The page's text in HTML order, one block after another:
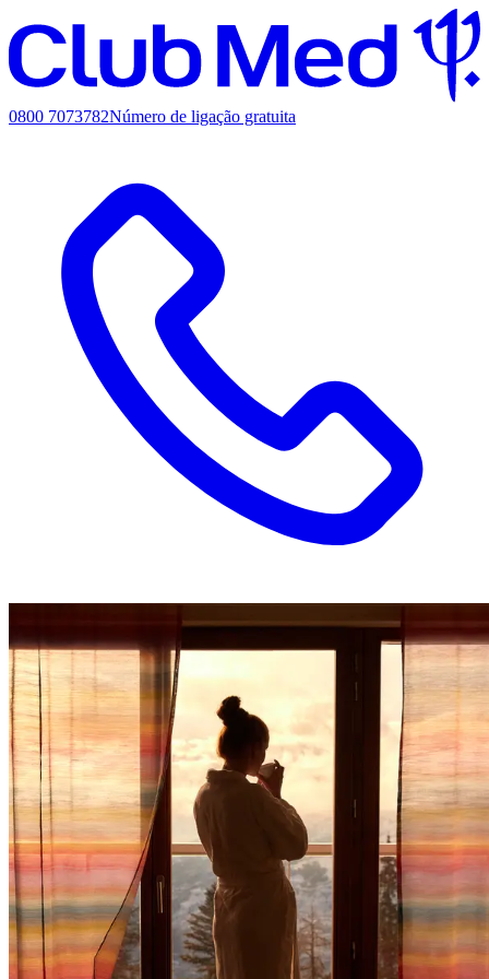
0800 7073782Número de ligação gratuita